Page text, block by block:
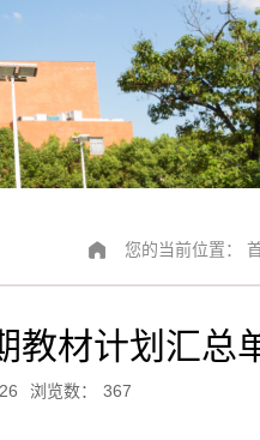
您的当前位置：
教材计划汇总
浏览数： 367